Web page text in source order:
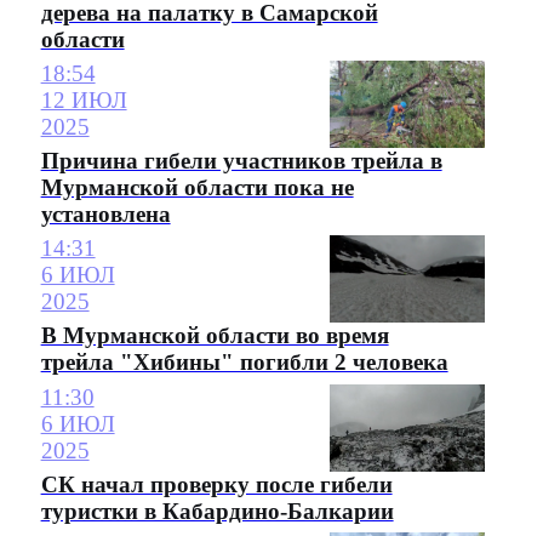
дерева на палатку в Самарской
области
18:54
12 ИЮЛ
2025
Причина гибели участников трейла в
Мурманской области пока не
установлена
14:31
6 ИЮЛ
2025
В Мурманской области во время
трейла "Хибины" погибли 2 человека
11:30
6 ИЮЛ
2025
СК начал проверку после гибели
туристки в Кабардино-Балкарии